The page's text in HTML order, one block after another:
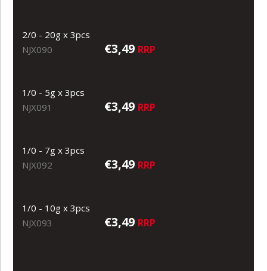
2/0 - 20g x 3pcs
NJX090
€3,49 RRP
1/0 - 5g x 3pcs
NJX091
€3,49 RRP
1/0 - 7g x 3pcs
NJX092
€3,49 RRP
1/0 - 10g x 3pcs
NJX093
€3,49 RRP